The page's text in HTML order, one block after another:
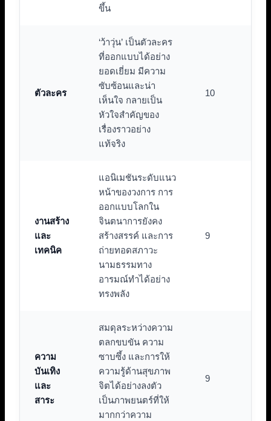
ขึ้น
ตัวละคร
‘ว้าวุ่น’ เป็นตัวละคร
ที่ออกแบบได้อย่าง
ยอดเยี่ยม มีความ
ซับซ้อนและน่า
เห็นใจ กลายเป็น
หัวใจสำคัญของ
เรื่องราวอย่าง
แท้จริง
10
งานสร้าง
และ
เทคนิค
แอนิเมชันระดับแนว
หน้าของวงการ การ
ออกแบบโลกใน
จินตนาการยังคง
สร้างสรรค์ และการ
ถ่ายทอดสภาวะ
นามธรรมทาง
อารมณ์ทำได้อย่าง
ทรงพลัง
9
ความ
บันเทิง
และ
สาระ
สมดุลระหว่างความ
ตลกขบขัน ความ
ซาบซึ้ง และการให้
ความรู้ด้านสุขภาพ
จิตได้อย่างลงตัว
เป็นภาพยนตร์ที่ให้
มากกว่าความ
9